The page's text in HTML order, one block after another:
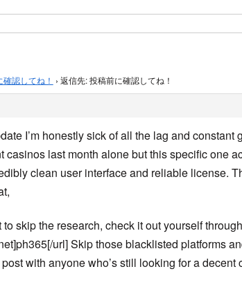
認してね！ › 返信先: 投稿前に確認してね！
I’m honestly sick of all the lag and constant
casinos last month alone but this specific one
clean user interface and reliable license.
skip the research, check it out yourself
url] Skip those blacklisted platforms
with anyone who’s still looking for a decent